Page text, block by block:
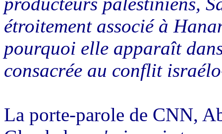
étroitement associé à
pourquoi elle apparaît
consacrée au conflit
La porte-parole de CNN,